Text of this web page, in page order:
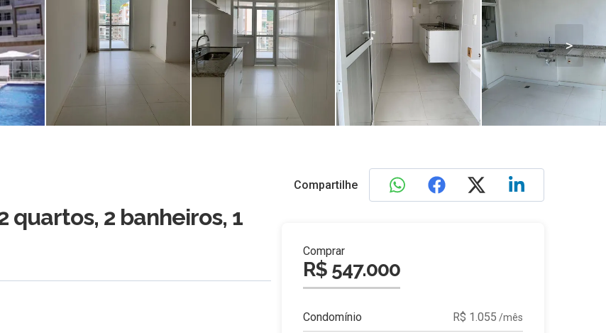
>
2 banheiros, 1
Compartilhe
Comprar
R$ 547.000
Condomínio R$ 1.055 /mês